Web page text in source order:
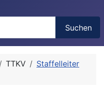
Suchen
TTKV
Staffelleiter